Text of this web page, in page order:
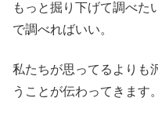
もっと掘り下げて調べた
で調べればいい。
私たちが思ってるよりも
うことが伝わってきます。